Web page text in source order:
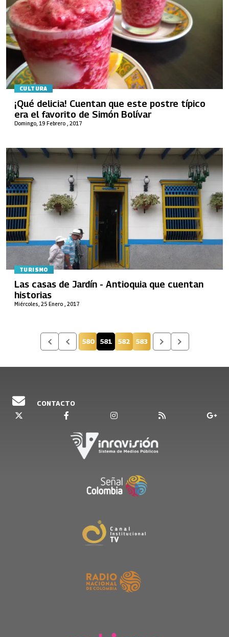
CULTURA
Domingo, 19 Febrero , 2017
¡Qué delicia! Cuentan que este postre típico
era el favorito de Simón Bolívar
TURISMO
Miércoles, 25 Enero , 2017
Las casas de Jardín - Antioquia que cuentan
historias
Página
580 Página actual
581 Página
582 Página
583
CONTACTO